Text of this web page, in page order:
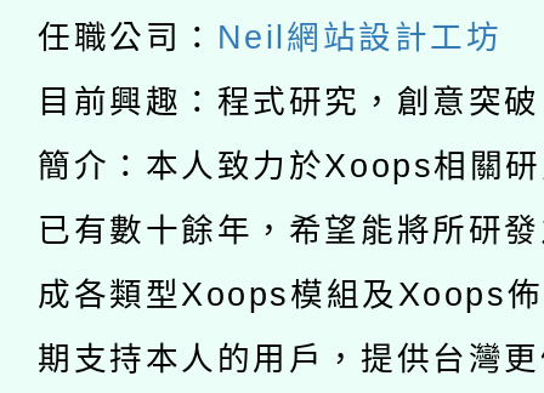
招)
科技賦能─人工智慧
礎課程
A3數位素養講師名單
「數位內容與教學軟體
pilot」
有關大陸委員會函釋公
薪期間赴陸應申請許可
轉知經濟部水利署委託
業技術研究院辦理「
115年8月22日(星期六
任職公司： Neil網站設計工坊
目前興趣：程式研究，創意突
簡介：本人致力於Xoops相關
已有數十餘年，希望能將所研
成各類型Xoops模組及Xoops
期支持本人的用戶，提供台灣